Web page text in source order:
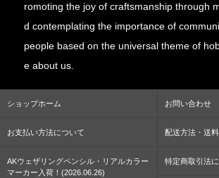
romoting the joy of craftsmanship through
d contemplating the importance of
people based on the universal theme of
e about us.
ショップホーム お問い合わせ
お支払い方法について 配送方法・送
AKウェザリングペンシル・リアルカラー
マーカー入荷！(2026.06.26)
特定商取引法